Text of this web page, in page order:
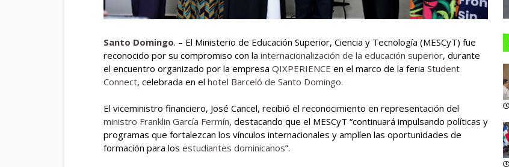
Santo Domingo. – El Ministerio de Educación Superior, Ciencia y Tecnología (MESCyT) fue
reconocido por su compromiso con la internacionalización de la educación superior, durante
el encuentro organizado por la empresa QIXPERIENCE en el marco de la feria Student
Connect, celebrada en el hotel Barceló de Santo Domingo.
El viceministro financiero, José Cancel, recibió el reconocimiento en representación del
ministro Franklin García Fermín, destacando que el MESCyT “continuará impulsando políticas y
programas que fortalezcan los vínculos internacionales y amplíen las oportunidades de
formación para los estudiantes dominicanos”.